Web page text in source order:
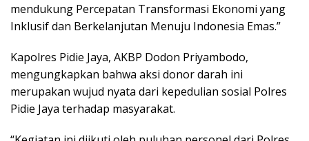
mendukung Percepatan Transformasi Ekonomi yang
Inklusif dan Berkelanjutan Menuju Indonesia Emas.”
Kapolres Pidie Jaya, AKBP Dodon Priyambodo,
mengungkapkan bahwa aksi donor darah ini
merupakan wujud nyata dari kepedulian sosial Polres
Pidie Jaya terhadap masyarakat.